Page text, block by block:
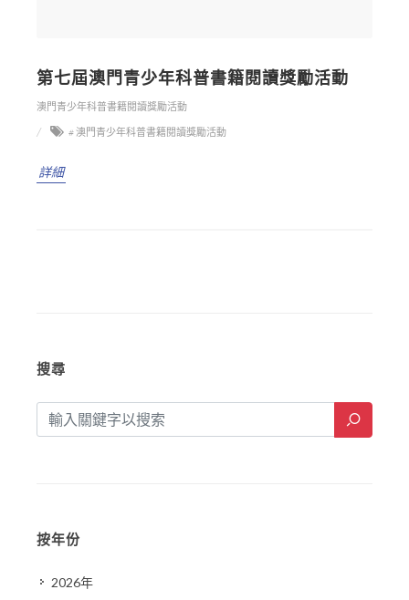
第七屆澳門青少年科普書籍閱讀獎勵活動
澳門青少年科普書籍閱讀獎勵活動
# 澳門青少年科普書籍閱讀獎勵活動
詳細
搜尋
按年份
2026年